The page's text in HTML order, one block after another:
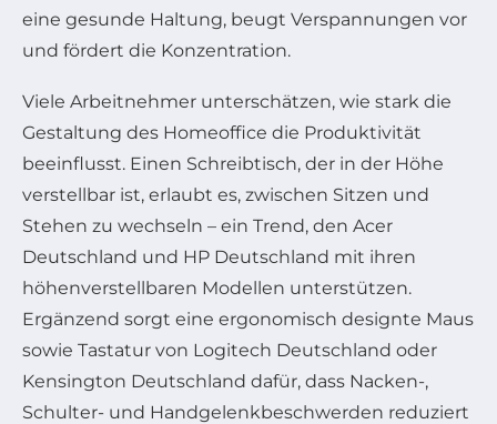
eine gesunde Haltung, beugt Verspannungen vor
und fördert die Konzentration.
Viele Arbeitnehmer unterschätzen, wie stark die
Gestaltung des Homeoffice die Produktivität
beeinflusst. Einen Schreibtisch, der in der Höhe
verstellbar ist, erlaubt es, zwischen Sitzen und
Stehen zu wechseln – ein Trend, den Acer
Deutschland und HP Deutschland mit ihren
höhenverstellbaren Modellen unterstützen.
Ergänzend sorgt eine ergonomisch designte Maus
sowie Tastatur von Logitech Deutschland oder
Kensington Deutschland dafür, dass Nacken-,
Schulter- und Handgelenkbeschwerden reduziert